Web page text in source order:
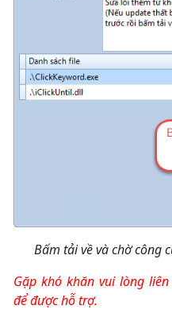
Bấm tải về và chờ công
Gặp khó khăn vui lòng
để được hỗ trợ.